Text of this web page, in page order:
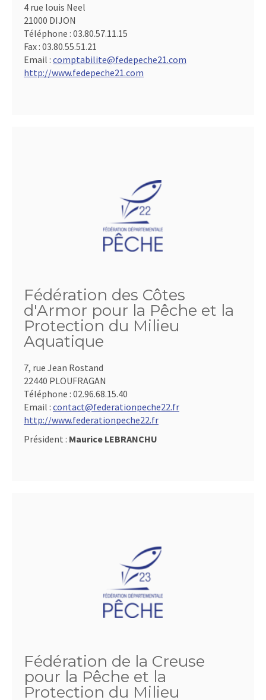
4 rue louis Neel
21000 DIJON
Téléphone : 03.80.57.11.15
Fax : 03.80.55.51.21
Email : comptabilite@fedepeche21.com
http://www.fedepeche21.com
Fédération des Côtes
d'Armor pour la Pêche et la
Protection du Milieu
Aquatique
7, rue Jean Rostand
22440 PLOUFRAGAN
Téléphone : 02.96.68.15.40
Email : contact@federationpeche22.fr
http://www.federationpeche22.fr
Président : Maurice LEBRANCHU
Fédération de la Creuse
pour la Pêche et la
Protection du Milieu